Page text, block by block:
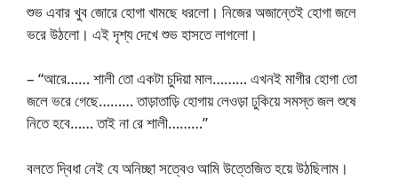
শুভ এবার খুব জোরে হোগা খামছে ধরলো। নিজের অজান্তেই হোগা জলে
ভরে উঠলো। এই দৃশ্য দেখে শুভ হাসতে লাগলো।
– “আরে…… শালী তো একটা চুদিয়া মাল……… এখনই মাগীর হোগা তো
জলে ভরে গেছে……… তাড়াতাড়ি হোগায় লেওড়া ঢুকিয়ে সমস্ত জল শুষে
নিতে হবে…… তাই না রে শালী………”
বলতে দ্বিধা নেই যে অনিচ্ছা সত্বেও আমি উত্তেজিত হয়ে উঠছিলাম।